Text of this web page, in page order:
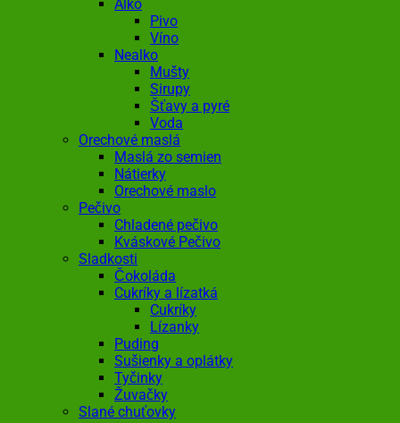
Alko
Pivo
Víno
Nealko
Mušty
Sirupy
Šťavy a pyré
Voda
Orechové maslá
Maslá zo semien
Nátierky
Orechové maslo
Pečivo
Chladené pečivo
Kváskové Pečivo
Sladkosti
Čokoláda
Cukríky a lízatká
Cukríky
Lízanky
Puding
Sušienky a oplátky
Tyčinky
Žuvačky
Slané chuťovky